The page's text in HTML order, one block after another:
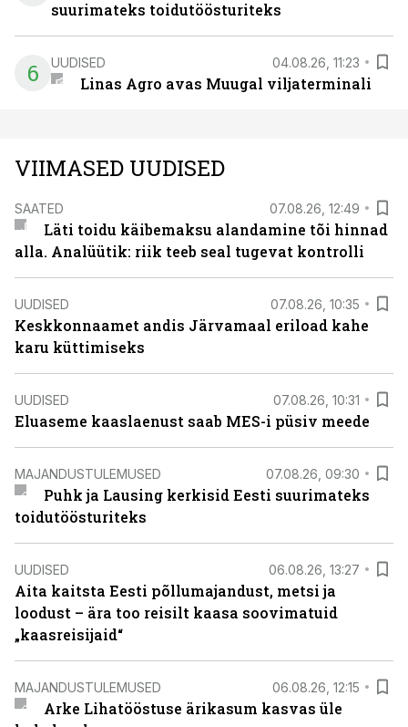
suurimateks toidutöösturiteks
6 UUDISED 04.08.26, 11:23
Linas Agro avas Muugal viljaterminali
VIIMASED UUDISED
SAATED 07.08.26, 12:49
Läti toidu käibemaksu alandamine tõi hinnad
alla. Analüütik: riik teeb seal tugevat kontrolli
UUDISED 07.08.26, 10:35
Keskkonnaamet andis Järvamaal eriload kahe
karu küttimiseks
UUDISED 07.08.26, 10:31
Eluaseme kaaslaenust saab MES-i püsiv meede
MAJANDUSTULEMUSED 07.08.26, 09:30
Puhk ja Lausing kerkisid Eesti suurimateks
toidutöösturiteks
UUDISED 06.08.26, 13:27
Aita kaitsta Eesti põllumajandust, metsi ja
loodust – ära too reisilt kaasa soovimatuid
„kaasreisijaid“
MAJANDUSTULEMUSED 06.08.26, 12:15
Arke Lihatööstuse ärikasum kasvas üle